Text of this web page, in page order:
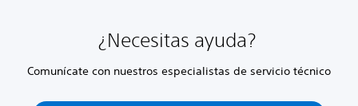
¿Necesitas ayuda?
Comunícate con nuestros especialistas de servicio técnico